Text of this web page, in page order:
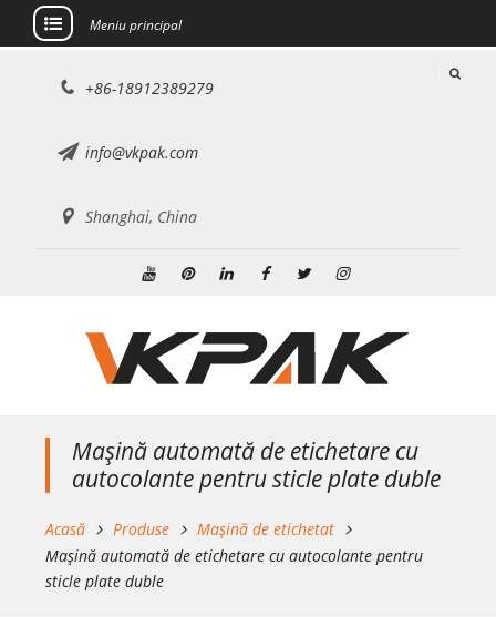
Meniu principal
+86-18912389279
info@vkpak.com
Shanghai, China
nervozitate
Mașină automată de etichetare cu
autocolante pentru sticle plate duble
Acasă Produse
Mașină de etichetat
Mașină automată de etichetare cu autocolante pentru
sticle plate duble